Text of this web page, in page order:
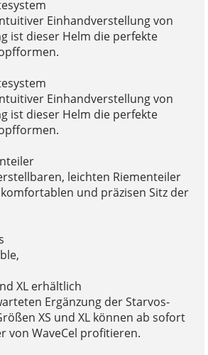
Einhandverstellung von
ist dieser Helm die perfekte
Einhandverstellung von
ist dieser Helm die perfekte
leichten Riementeiler
und präzisen Sitz der
XL erhältlich
Ergänzung der Starvos-
XS und XL können ab sofort
von WaveCel profitieren.